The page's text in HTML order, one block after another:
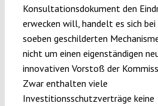
Konsultationsdokument den
erwecken will, handelt es sich bei
soeben geschilderten
nicht um einen eigenständigen
innovativen Vorstoß der
Zwar enthalten viele
Investitionsschutzverträge keine